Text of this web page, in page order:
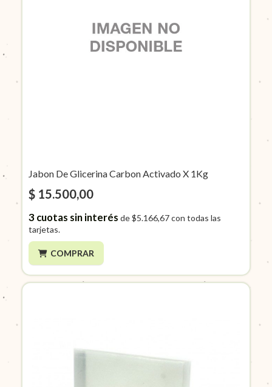
Jabon De Glicerina Carbon Activado X 1Kg
$ 15.500,00
3cuotas sin interés de$5.166,67con todas las
tarjetas.
COMPRAR